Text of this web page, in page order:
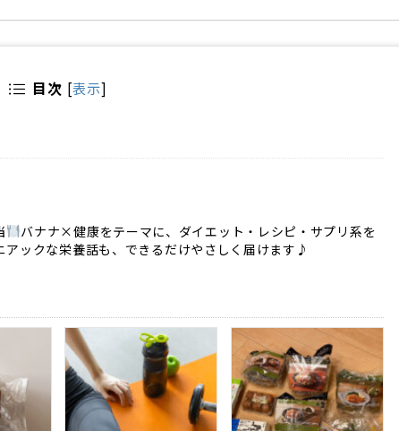
目次 [表示]
バナナ×健康をテーマに、ダイエット・レシピ・サプリ系を
アックな栄養話も、できるだけやさしく届けます♪